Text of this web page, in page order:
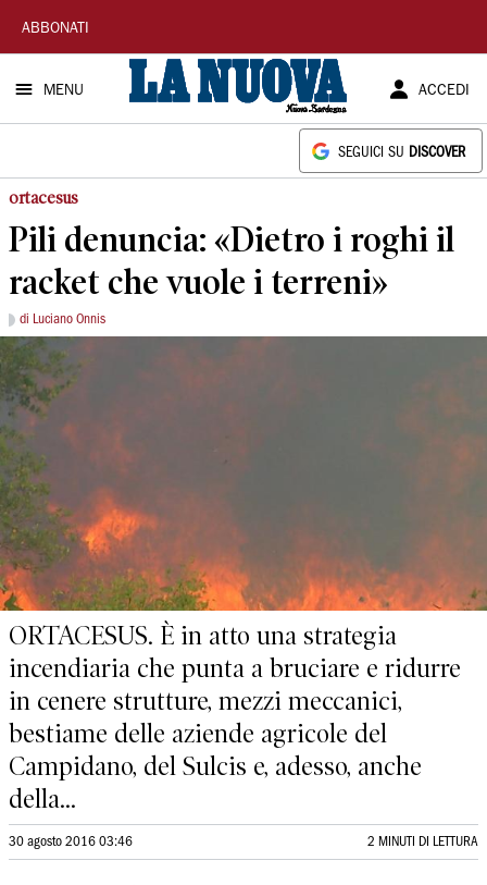
La
Nuova
Sardegna
ABBONATI
MENU ACCEDI
SEGUICI SU DISCOVER
ortacesus
Pili denuncia: «Dietro i roghi il
racket che vuole i terreni»
di Luciano Onnis
ORTACESUS. È in atto una strategia
incendiaria che punta a bruciare e ridurre
in cenere strutture, mezzi meccanici,
bestiame delle aziende agricole del
Campidano, del Sulcis e, adesso, anche
della...
30 agosto 2016 03:46 2 MINUTI DI LETTURA